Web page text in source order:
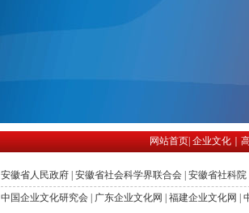
网站首页| 企业文化｜
安徽省人民政府 安徽省社会科学界联合会 安徽省社科院
中国企业文化研究会
广东企业文化网 福建企业文化网